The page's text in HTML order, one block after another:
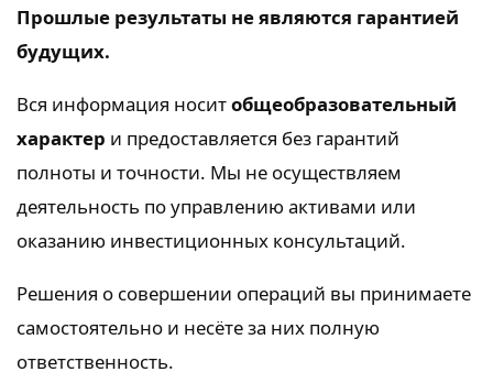
Прошлые результаты не являются гарантией
будущих.
Вся информация носитобщеобразовательный
характер и предоставляется без гарантий
полноты и точности. Мы не осуществляем
деятельность по управлению активами или
оказанию инвестиционных консультаций.
Решения о совершении операций вы принимаете
самостоятельно и несёте за них полную
ответственность.